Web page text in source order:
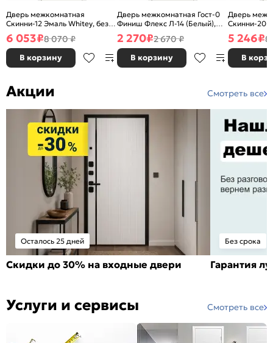
Дверь межкомнатная
Скинни-12 Эмаль Whitey, без
декора, глухая, без стекла,
без кромки, скиновая
6 053₽8 070 ₽
В корзину
Дверь межкомнатная Гост-0
Финиш Флекс Л-14 (Белый),
глухая, каркасно-щитовая
2 270₽2 670 ₽
В корзину
Дверь
Скинни-20
декора,
без кромки,
5 246₽8
В
Акции Смотреть все
Осталось 25 дней
Скидки до 30% на входные двери
Без срока
Гарантия
Услуги и сервисы Смотреть все